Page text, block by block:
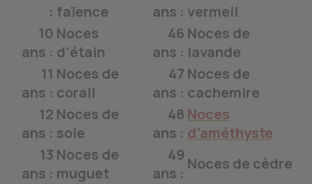
: faïence
ans : vermeil
10
ans :
Noces
d’étain
46
ans :
Noces de
lavande
11
ans :
Noces de
corail
47
ans :
Noces de
cachemire
12
ans :
Noces de
soie
48
ans :
Noces
d’améthyste
13
ans :
Noces de
muguet
49
ans :
Noces de cèdre